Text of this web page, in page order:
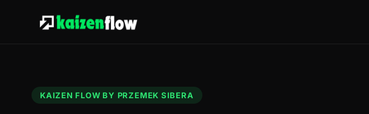
KAIZEN FLOW BY PRZEMEK SIBERA